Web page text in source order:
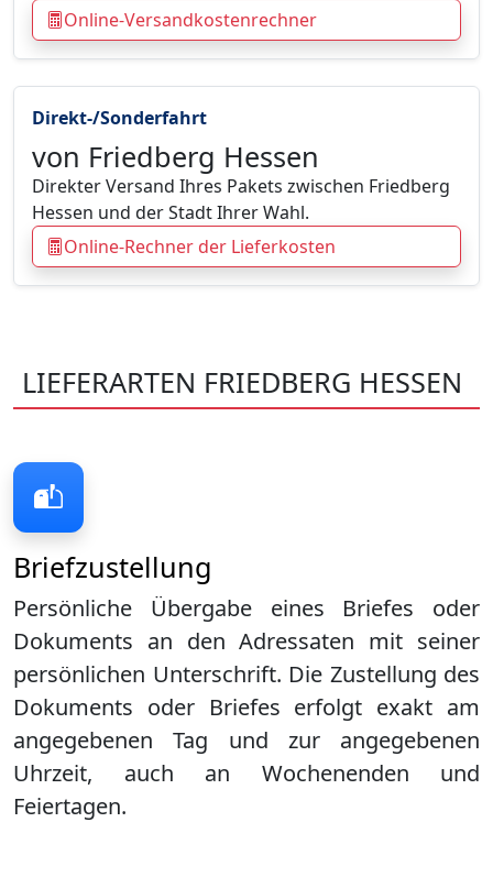
Direkt-/Sonderfahrt
von Friedberg Hessen
Direkter Versand Ihres Pakets zwischen Friedberg
Hessen und der Stadt Ihrer Wahl.
Online-Rechner der Lieferkosten
Online-Versandkostenrechner
LIEFERARTEN FRIEDBERG HESSEN
Briefzustellung
Persönliche Übergabe eines Briefes oder
Dokuments an den Adressaten mit seiner
persönlichen Unterschrift. Die Zustellung des
Dokuments oder Briefes erfolgt exakt am
angegebenen Tag und zur angegebenen
Uhrzeit, auch an Wochenenden und
Feiertagen.